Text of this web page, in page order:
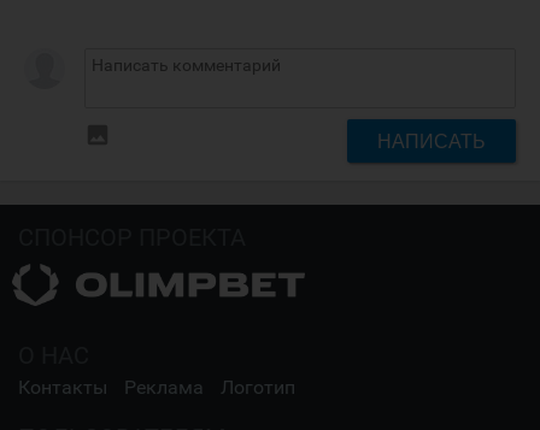
НАПИСАТЬ
Контакты Реклама Логотип